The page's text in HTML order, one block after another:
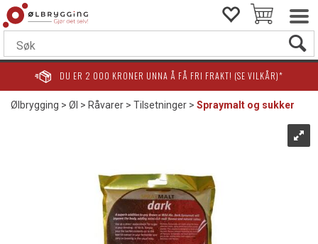
DU ER 2 000 KRONER UNNA Å FÅ FRI FRAKT! (SE VILKÅR)*
Ølbrygging>Øl >Råvarer>Tilsetninger>Spraymalt og sukker